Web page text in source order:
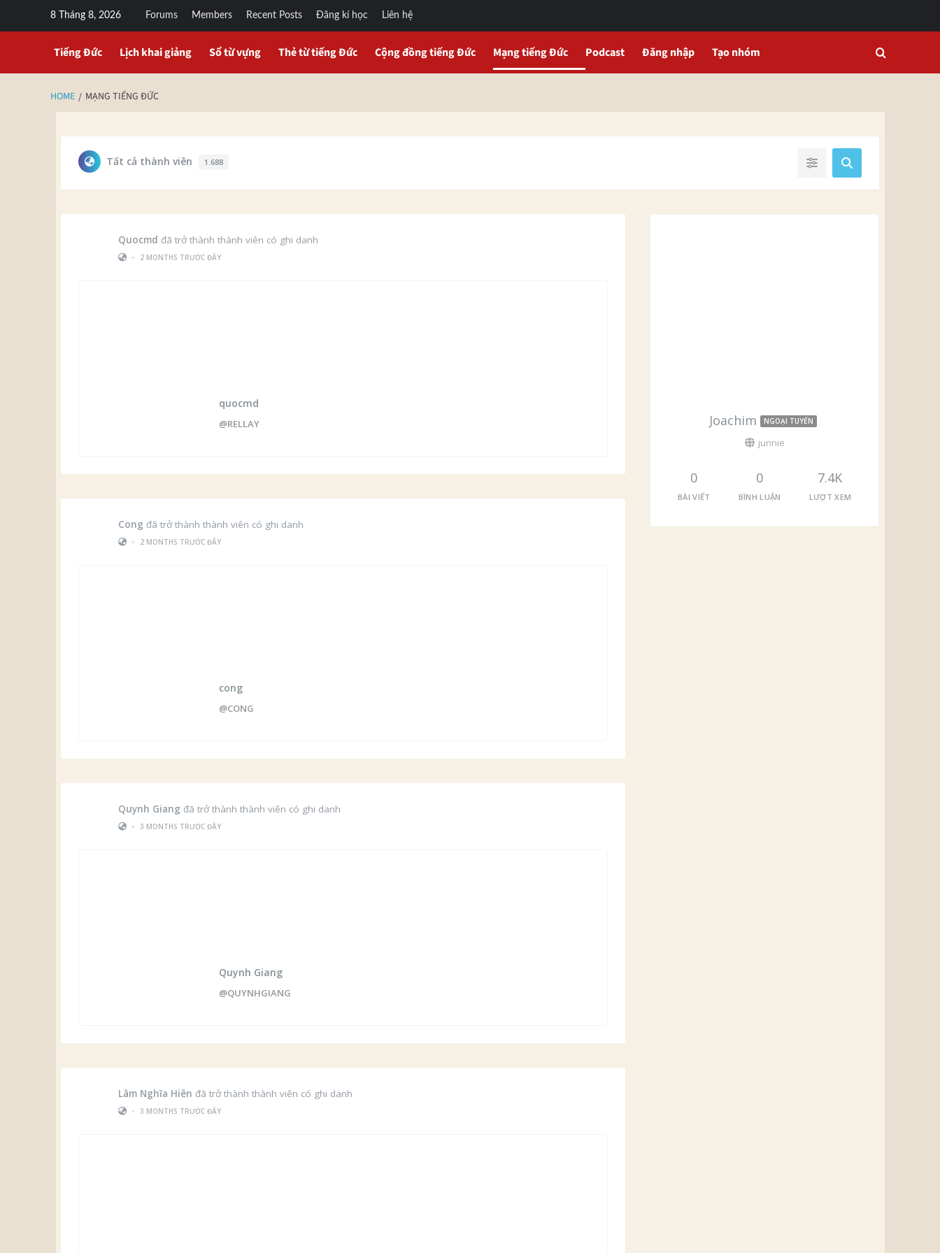
8 Tháng 8, 2026 Forums Members Recent Posts Đăng kí học Liên hệ
Tiếng Đức Lịch khai giảng Sổ từ vựng Thẻ từ tiếng Đức Cộng đồng tiếng Đức Mạng tiếng Đức Podcast Đăng nhập Tạo nhóm
HOME MẠNG TIẾNG ĐỨC
Tất cả thành viên 1.688
Quocmd đã trở thành thành viên có ghi danh
•
2 MONTHS TRƯỚC ĐÂY
quocmd
@RELLAY
Cong đã trở thành thành viên có ghi danh
•
2 MONTHS TRƯỚC ĐÂY
cong
@CONG
Quynh Giang đã trở thành thành viên có ghi danh
• 3 MONTHS TRƯỚC ĐÂY
Quynh Giang
@QUYNHGIANG
Lâm Nghĩa Hiên đã trở thành thành viên có ghi danh
• 3 MONTHS TRƯỚC ĐÂY
Joachim NGOẠI TUYẾN
junnie
0
BÀI VIẾT
0
BÌNH LUẬN
7.4K
LƯỢT XEM